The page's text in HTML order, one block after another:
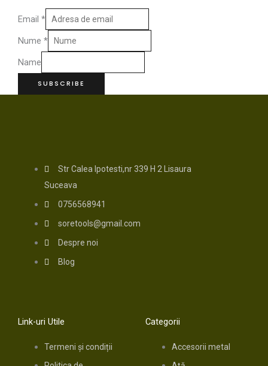
Nume *
Email *
Name
SUBSCRIBE
Str Calea Ipotesti,nr 339 H 2 Lisaura
Suceava
0756568941
soretools@gmail.com
Despre noi
Blog
Link-uri Utile
Termeni și condiții
Categorii
Accesorii metal